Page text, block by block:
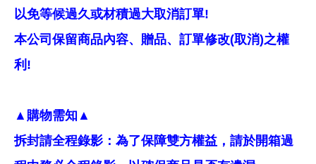
以免等候過久或材積過大取消訂單!
本公司保留商品內容、贈品、訂單修改(取消)之權
利!
▲購物需知▲
拆封請全程錄影：為了保障雙方權益，請於開箱過